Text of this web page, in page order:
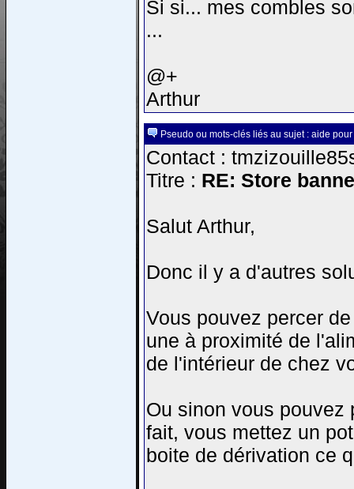
Si si... mes combles
...
@+
Arthur
Pseudo ou mots-clés liés au sujet : aide
Contact :
Titre : RE: Store
Salut Arthur,
Donc il y a d'autres
Vous pouvez percer
une à proximité de
de l'intérieur de chez
Ou sinon vous pouvez
fait, vous mettez un
boite de dérivation ce